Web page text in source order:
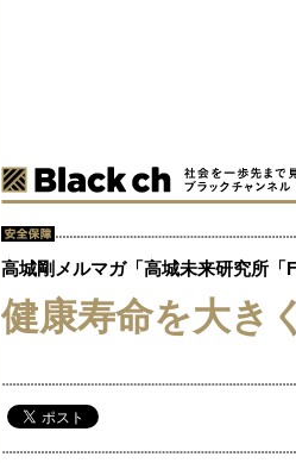
高城剛メルマガ「高城未来研究所「
健康寿命を大き